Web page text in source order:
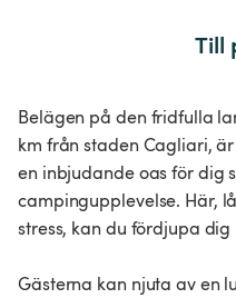
Till
Belägen på den fridfulla
km från staden Cagliari,
en inbjudande oas för dig
campingupplevelse. Här,
stress, kan du fördjupa
Gästerna kan njuta av en